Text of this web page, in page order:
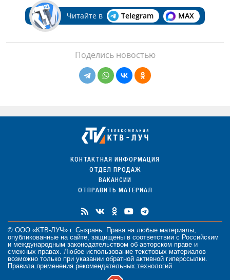
Читайте в Telegram MAX
Поделись новостью
КОНТАКТНАЯ ИНФОРМАЦИЯ
ОТДЕЛ ПРОДАЖ
ВАКАНСИИ
ОТПРАВИТЬ МАТЕРИАЛ
© ООО «КТВ-ЛУЧ» г. Сызрань. Права на любые материалы,
опубликованные на сайте, защищены в соответствии с Российским
и международным законодательством об авторском праве и
смежных правах. Любое использование текстовых материалов
возможно только при указании обратной активной гиперссылки.
Правила применения рекомендательных технологий